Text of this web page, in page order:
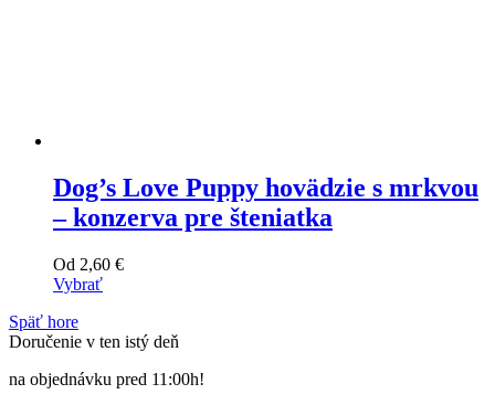
Dog’s Love Puppy hovädzie s mrkvou
– konzerva pre šteniatka
Od 2,60 €
Vybrať
výrobok
má
variantov.
Späť hore
Doručenie v ten istý deň
na objednávku pred 11:00h!